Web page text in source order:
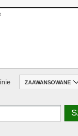
ZAAWANSOWANE